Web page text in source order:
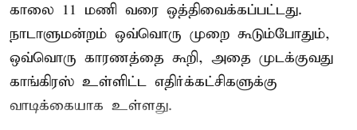
காலை 11 மணி வரை ஒத்திவைக்கப்பட்டது.
நாடாளுமன்றம் ஒவ்வொரு முறை கூடும்போதும்,
ஒவ்வொரு காரணத்தை கூறி, அதை முடக்குவது
காங்கிரஸ் உள்ளிட்ட எதிர்க்கட்சிகளுக்கு
வாடிக்கையாக உள்ளது.